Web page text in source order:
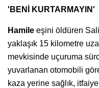
'BENİ KURTARMAYIN'
Hamile eşini öldüren
yaklaşık 15 kilometre
mevkisinde uçuruma
yuvarlanan otomobili
kaza yerine sağlık,